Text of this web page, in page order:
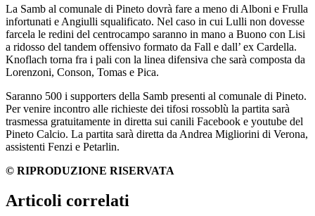
La Samb al comunale di Pineto dovrà fare a meno di Alboni e Frulla
infortunati e Angiulli squalificato. Nel caso in cui Lulli non dovesse
farcela le redini del centrocampo saranno in mano a Buono con Lisi
a ridosso del tandem offensivo formato da Fall e dall’ ex Cardella.
Knoflach torna fra i pali con la linea difensiva che sarà composta da
Lorenzoni, Conson, Tomas e Pica.
Saranno 500 i supporters della Samb presenti al comunale di Pineto.
Per venire incontro alle richieste dei tifosi rossoblù la partita sarà
trasmessa gratuitamente in diretta sui canili Facebook e youtube del
Pineto Calcio. La partita sarà diretta da Andrea Migliorini di Verona,
assistenti Fenzi e Petarlin.
© RIPRODUZIONE RISERVATA
Articoli correlati